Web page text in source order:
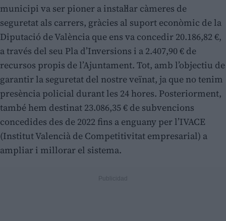
municipi va ser pioner a instal·lar càmeres de
seguretat als carrers, gràcies al suport econòmic de la
Diputació de València que ens va concedir 20.186,82 €,
a través del seu Pla d’Inversions i a 2.407,90 € de
recursos propis de l’Ajuntament. Tot, amb l’objectiu de
garantir la seguretat del nostre veïnat, ja que no tenim
presència policial durant les 24 hores. Posteriorment,
també hem destinat 23.086,35 € de subvencions
concedides des de 2022 fins a enguany per l’IVACE
(Institut Valencià de Competitivitat empresarial) a
ampliar i millorar el sistema.